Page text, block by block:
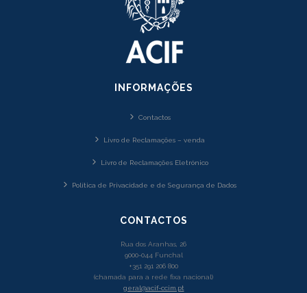
INFORMAÇÕES
Contactos
Livro de Reclamações – venda
Livro de Reclamações Eletrónico
Política de Privacidade e de Segurança de Dados
CONTACTOS
Rua dos Aranhas, 26
9000-044 Funchal
+351 291 206 800
(chamada para a rede fixa nacional)
geral@acif-ccim.pt